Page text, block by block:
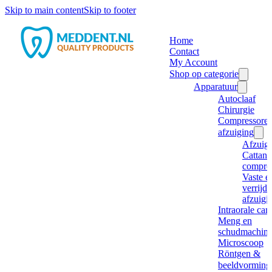
Skip to main contentSkip to footer
Home
Contact
My Account
Shop op categorie
Apparatuur
Autoclaaf
Chirurgie
afzuiging
Cattani
Vaste
Intraorale
Meng en
Microscoop
Röntgen &
beeldvorming